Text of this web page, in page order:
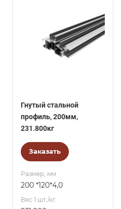
Гнутый стальной
профиль, 200мм,
231.800кг
Заказать
Размер, мм
200 *120*4,0
Вес 1 шт./кг.